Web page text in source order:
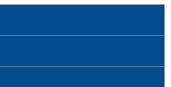
機についてのトップ
へ
投資家情報のトップ
へ
ナビリティのトップ
へ